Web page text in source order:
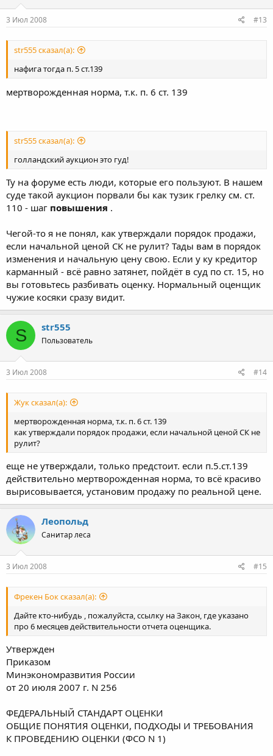
3 Июл 2008 #13
str555 сказал(а):
нафига тогда п. 5 ст.139
мертворожденная норма, т.к. п. 6 ст. 139
str555 сказал(а):
голландский аукцион это гуд!
Ту на форуме есть люди, которые его пользуют. В нашем
суде такой аукцион порвали бы как тузик грелку см. ст.
110 - шаг повышения .
Чегой-то я не понял, как утверждали порядок продажи,
если начальной ценой СК не рулит? Тады вам в порядок
изменения и начальную цену свою. Если у ку кредитор
карманный - всё равно затянет, пойдёт в суд по ст. 15, но
вы готовьтесь разбивать оценку. Нормальный оценщик
чужие косяки сразу видит.
S str555
Пользователь
3 Июл 2008 #14
Жук сказал(а):
мертворожденная норма, т.к. п. 6 ст. 139
как утверждали порядок продажи, если начальной ценой СК не
рулит?
еще не утверждали, только предстоит. если п.5.ст.139
действительно мертворожденная норма, то всё красиво
вырисовывается, установим продажу по реальной цене.
Леопольд
Санитар леса
3 Июл 2008 #15
Фрекен Бок сказал(а):
Дайте кто-нибудь , пожалуйста, ссылку на Закон, где указано
про 6 месяцев действительности отчета оценщика.
Утвержден
Приказом
Минэкономразвития России
от 20 июля 2007 г. N 256
ФЕДЕРАЛЬНЫЙ СТАНДАРТ ОЦЕНКИ
ОБЩИЕ ПОНЯТИЯ ОЦЕНКИ, ПОДХОДЫ И ТРЕБОВАНИЯ
К ПРОВЕДЕНИЮ ОЦЕНКИ (ФСО N 1)